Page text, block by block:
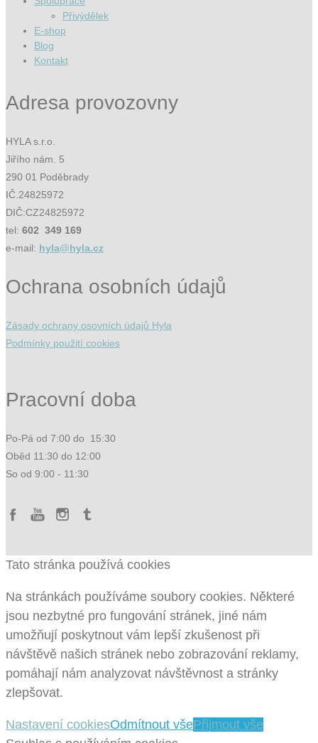
Přivýdělek
E-shop
Blog
Kontakt
Adresa provozovny
HYLA s.r.o.
Jiřího nám. 5
290 01 Poděbrady
IČ.24825972
DIČ:CZ24825972
tel: 602 349 169
e-mail: hyla@hyla.cz
Ochrana osobních údajů
Zásady ochrany osovních údajů Hyla
Podmínky použití cookies
Pracovní doba
Po-Pá od 7:00 do 15:30
Oběd 11:30 do 12:00
So od 9:00 - 11:30
Tato stránka používá cookies
Na stránkách používáme soubory cookies. Některé
jsou nezbytné pro fungování stránek, jiné nám
umožňují poskytnout vám lepší zkušenost při
návštěvě našich stránek nebo zobrazování reklamy,
pomáhají nám analyzovat návštěvnost a stránky
zlepšovat.
Nastavení cookiesOdmítnout všePřijmout vše